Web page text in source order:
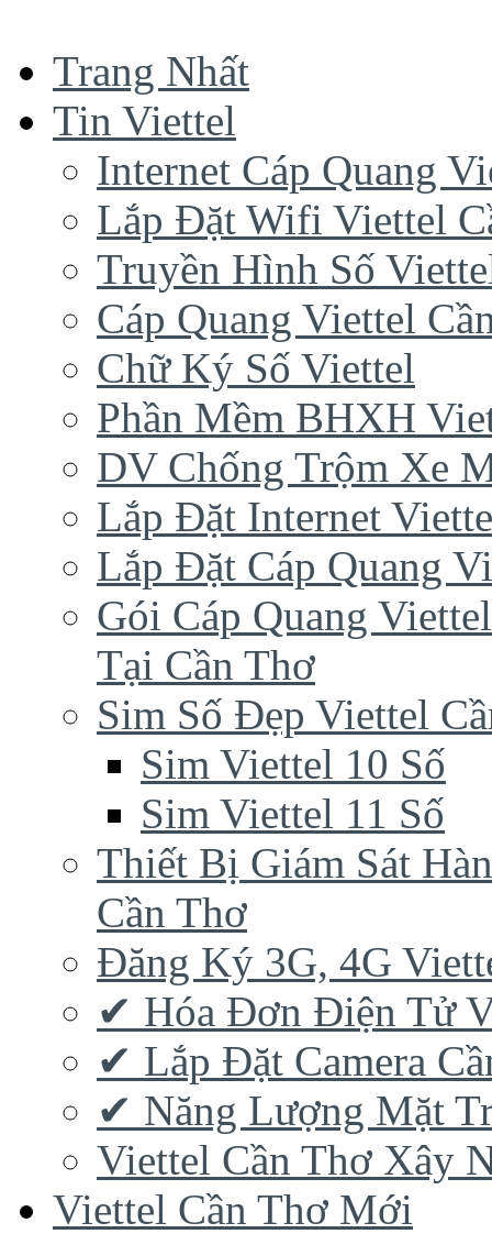
Trang Nhất
Tin Viettel
Internet Cáp Quang
Lắp Đặt Wifi Viettel
Truyền Hình Số
Cáp Quang Viettel
Chữ Ký Số Viettel
Phần Mềm BHXH
DV Chống Trộm Xe
Lắp Đặt Internet
Lắp Đặt Cáp Quang
Gói Cáp Quang
Tại Cần Thơ
Sim Số Đẹp Viettel
Sim Viettel 10 Số
Sim Viettel 11 Số
Thiết Bị Giám Sát
Cần Thơ
Đăng Ký 3G, 4G
✔‎ Hóa Đơn Điện Tử
✔‎ Lắp Đặt Camera
✔‎ Năng Lượng Mặt
Viettel Cần Thơ Xây
Viettel Cần Thơ Mới